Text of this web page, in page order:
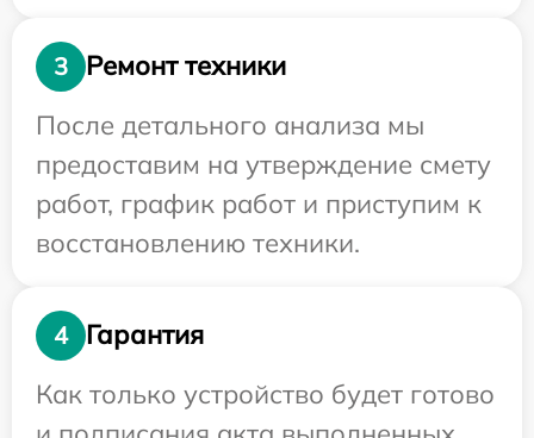
3
Ремонт техники
После детального анализа мы
предоставим на утверждение смету
работ, график работ и приступим к
восстановлению техники.
4
Гарантия
Как только устройство будет готово